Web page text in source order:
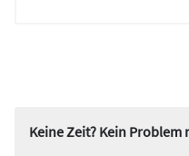
Keine Zeit? Kein